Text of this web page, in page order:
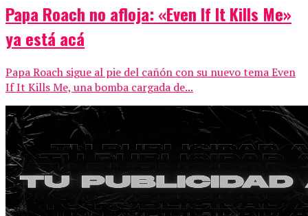
Papa Roach no afloja: «Even If It Kills Me»
ya está acá
Papa Roach sigue al pie del cañón con su nuevo tema Even
If It Kills Me, una bomba cargada de...